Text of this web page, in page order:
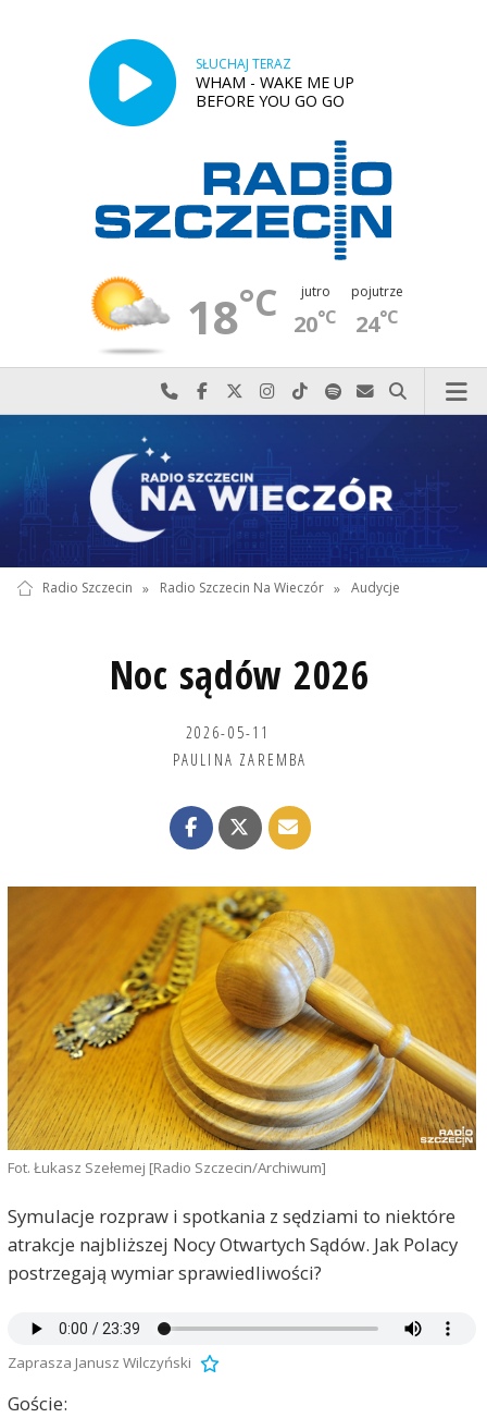
SŁUCHAJ TERAZ
WHAM - WAKE ME UP
BEFORE YOU GO GO
18°C jutro
20°C
pojutrze
24°C
Najlepiej po prostu do nas zadzwoń
Odwiedź nas na Facebook-u
Odwiedź nas na X
Odwiedź nas na Instagram-ie
Odwiedź nas na TikTok-u
Szukaj nas na Spotify
Wyślij do nas
Szukaj
Radio Szczecin » Radio Szczecin Na Wieczór » Audycje
Noc sądów 2026
2026-05-11
PAULINA ZAREMBA
Fot. Łukasz Szełemej [Radio Szczecin/Archiwum]
Symulacje rozpraw i spotkania z sędziami to niektóre
atrakcje najbliższej Nocy Otwartych Sądów. Jak Polacy
postrzegają wymiar sprawiedliwości?
Zaprasza Janusz Wilczyński
Goście: